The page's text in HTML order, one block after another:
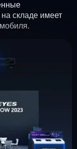
складе имеет